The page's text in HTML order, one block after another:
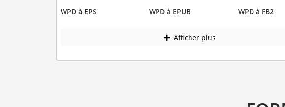
WPD à EPS WPD à EPUB WPD à FB2
Afficher plus